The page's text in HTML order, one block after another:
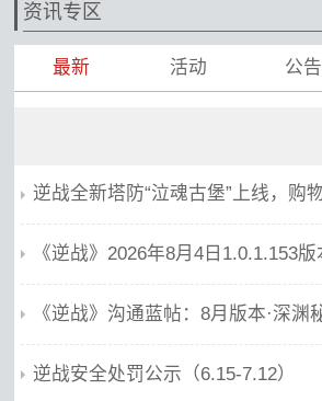
资讯专区
最新 活动 公告
逆战安全处罚公示（6.15-7.12）